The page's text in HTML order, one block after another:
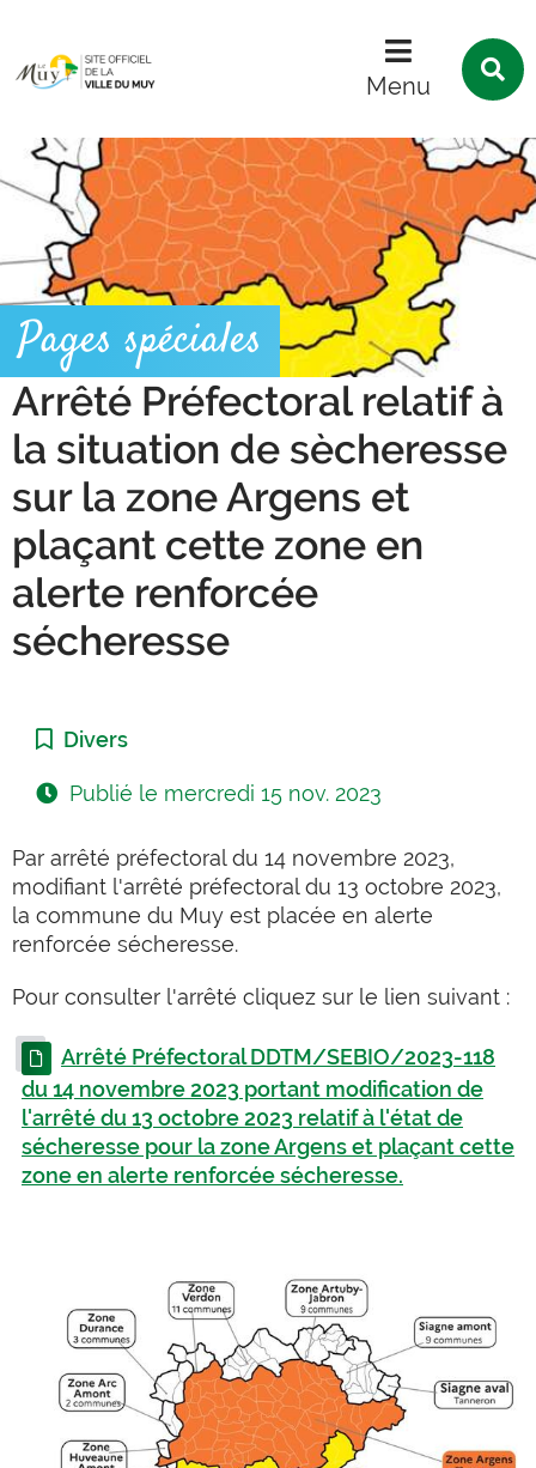
Menu
Pages spéciales
Arrêté Préfectoral relatif à
la situation de sècheresse
sur la zone Argens et
plaçant cette zone en
alerte renforcée
sécheresse
Catégorie :
Divers
Publié le mercredi 15 nov. 2023
Par arrêté préfectoral du 14 novembre 2023,
modifiant l'arrêté préfectoral du 13 octobre 2023,
la commune du Muy est placée en alerte
renforcée sécheresse.
Pour consulter l'arrêté cliquez sur le lien suivant :
Arrêté Préfectoral DDTM/SEBIO/2023-118
du 14 novembre 2023 portant modification de
l'arrêté du 13 octobre 2023 relatif à l'état de
sécheresse pour la zone Argens et plaçant cette
zone en alerte renforcée sécheresse.